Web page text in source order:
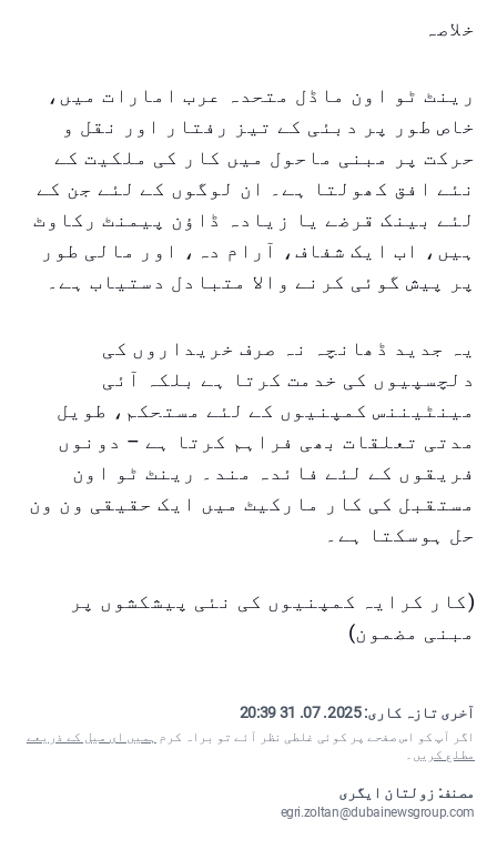
خلاصہ
رینٹ ٹو اون ماڈل متحدہ عرب امارات میں،
خاص طور پر دبئی کے تیز رفتار اور نقل و
حرکت پر مبنی ماحول میں کار کی ملکیت کے
نئے افق کھولتا ہے۔ ان لوگوں کے لئے جن کے
لئے بینک قرضے یا زیادہ ڈاؤن پیمنٹ رکاوٹ
ہیں، اب ایک شفاف، آرام دہ، اور مالی طور
پر پیش گوئی کرنے والا متبادل دستیاب ہے۔
یہ جدید ڈھانچہ نہ صرف خریداروں کی
دلچسپیوں کی خدمت کرتا ہے بلکہ آئی
مینٹیننس کمپنیوں کے لئے مستحکم، طویل
مدتی تعلقات بھی فراہم کرتا ہے – دونوں
فریقوں کے لئے فائدہ مند۔ رینٹ ٹو اون
مستقبل کی کار مارکیٹ میں ایک حقیقی ون ون
حل ہوسکتا ہے۔
(کار کرایہ کمپنیوں کی نئی پیشکشوں پر
مبنی مضمون)
آخری تازہ کاری:2025. 07. 31 20:39
اگر آپ کو اس صفحے پر کوئی غلطی نظر آئے تو براہ کرم ہمیں ای میل کے ذریعے
مطلع کریں ۔
مصنف: زولتان ایگری
egri.zoltan@dubainewsgroup.com